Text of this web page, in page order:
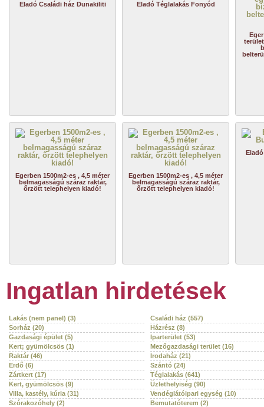
Eladó Családi ház Dunakiliti Eladó Téglalakás Fonyód
Egerben 1500m2-es , 4,5 méter
belmagasságú száraz raktár,
őrzött telephelyen kiadó!
Egerben 1500m2-es , 4,5 méter
belmagasságú száraz raktár,
őrzött telephelyen kiadó!
Ingatlan hirdetések
Lakás (nem panel) (3)
Családi ház (557)
Sorház (20)
Házrész (8)
Gazdasági épület (5)
Iparterület (53)
Kert; gyümölcsös (1)
Mezőgazdasági terület (16)
Raktár (46)
Irodaház (21)
Erdő (6)
Szántó (24)
Zártkert (17)
Téglalakás (641)
Kert, gyümölcsös (9)
Üzlethelyiség (90)
Villa, kastély, kúria (31)
Vendéglátóipari egység (10)
Szórakozóhely (2)
Bemutatóterem (2)